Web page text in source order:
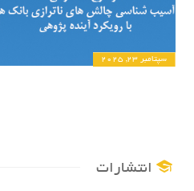
سپتامبر 23, 2025
انتشارات